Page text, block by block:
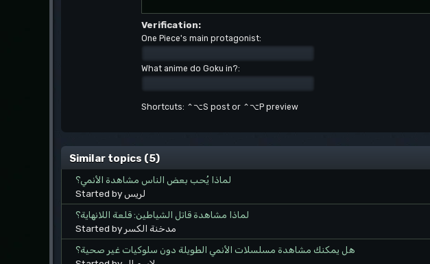
Verification:
One Piece's main protagonist:
What anime do Goku in?:
Shortcuts: ⌃⌥S post or ⌃⌥P preview
Similar topics (5)
لماذا يُحب بعض الناس مشاهدة الأنمي؟
Started by لريس
لماذا مشاهدة قاتل الشياطين: قلعة اللانهاية؟
Started by مدخنة الكسر
هل يمكنك مشاهدة مسلسلات الأنمي الطويلة دون سلوكيات غير صحية؟